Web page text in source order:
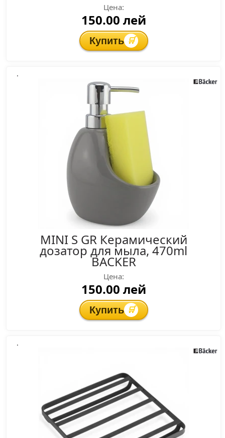
Цена:
150.00 лей
Купить 🛒
MINI S GR Керамический
дозатор для мыла, 470ml
BACKER
Цена:
150.00 лей
Купить 🛒